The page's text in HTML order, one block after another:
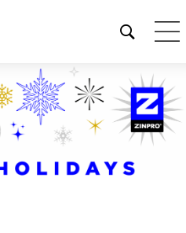
Open
site
form